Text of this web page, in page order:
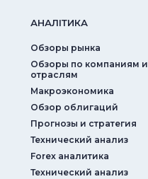
АНАЛIТИКА
Обзоры рынка
Обзоры по компаниям и
отраслям
Макроэкономика
Обзор облигаций
Прогнозы и стратегия
Технический анализ
Forex аналитика
Технический анализ